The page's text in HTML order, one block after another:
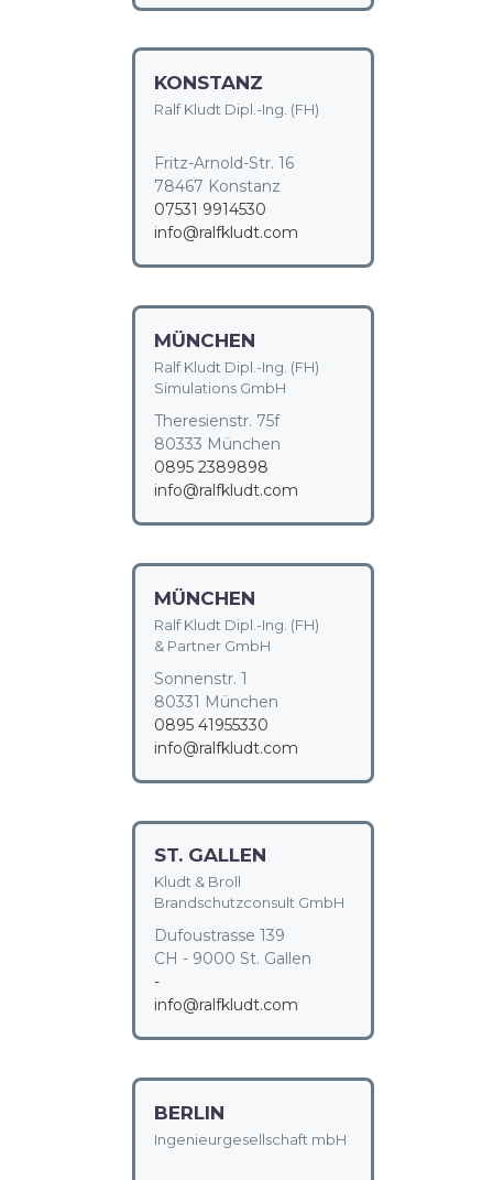
KONSTANZ
Ralf Kludt Dipl.-Ing. (FH)
Fritz-Arnold-Str. 16
78467 Konstanz
07531 9914530
info@ralfkludt.com
MÜNCHEN
Ralf Kludt Dipl.-Ing. (FH)
Simulations GmbH
Theresienstr. 75f
80333 München
0895 2389898
info@ralfkludt.com
MÜNCHEN
Ralf Kludt Dipl.-Ing. (FH)
& Partner GmbH
Sonnenstr. 1
80331 München
0895 41955330
info@ralfkludt.com
ST. GALLEN
Kludt & Broll
Brandschutzconsult GmbH
Dufoustrasse 139
CH - 9000 St. Gallen
-
info@ralfkludt.com
BERLIN
Ingenieurgesellschaft mbH